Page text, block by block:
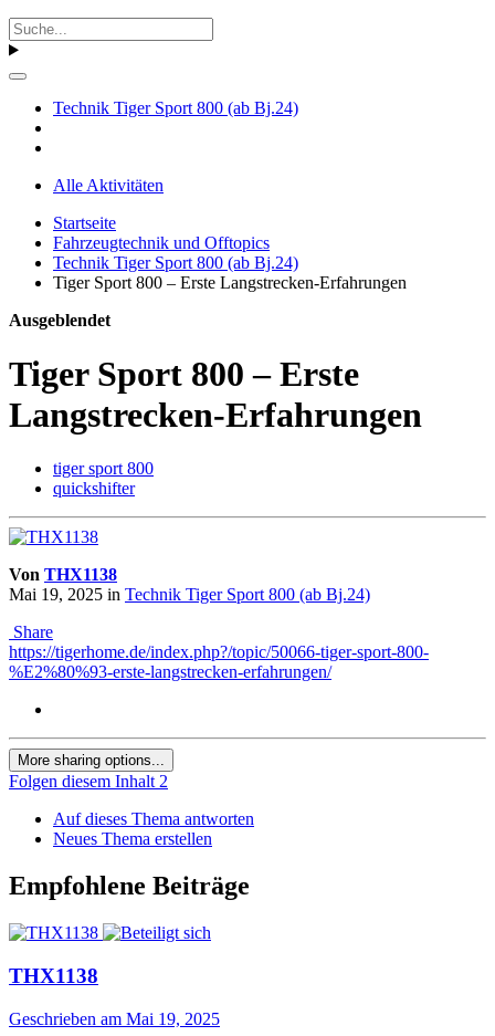
Technik Tiger Sport 800 (ab Bj.24)
Alle Aktivitäten
Startseite
Fahrzeugtechnik und Offtopics
Technik Tiger Sport 800 (ab Bj.24)
Tiger Sport 800 – Erste Langstrecken-Erfahrungen
Ausgeblendet
Tiger Sport 800 – Erste
Langstrecken-Erfahrungen
tiger sport 800
quickshifter
Von THX1138
Mai 19, 2025 in Technik Tiger Sport 800 (ab Bj.24)
Share
https://tigerhome.de/index.php?/topic/50066-tiger-sport-800-
%E2%80%93-erste-langstrecken-erfahrungen/
More sharing options...
Folgen diesem Inhalt 2
Auf dieses Thema antworten
Neues Thema erstellen
Empfohlene Beiträge
THX1138
Geschrieben am Mai 19, 2025